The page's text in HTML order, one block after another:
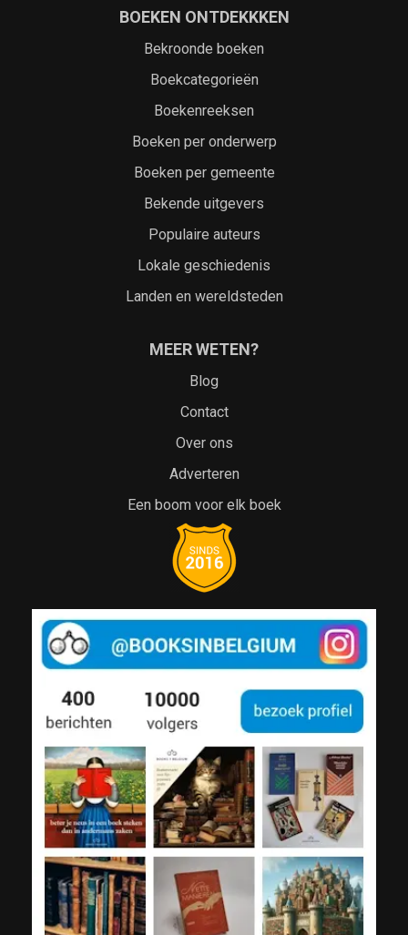
BOEKEN ONTDEKKKEN
Bekroonde boeken
Boekcategorieën
Boekenreeksen
Boeken per onderwerp
Boeken per gemeente
Bekende uitgevers
Populaire auteurs
Lokale geschiedenis
Landen en wereldsteden
MEER WETEN?
Blog
Contact
Over ons
Adverteren
Een boom voor elk boek